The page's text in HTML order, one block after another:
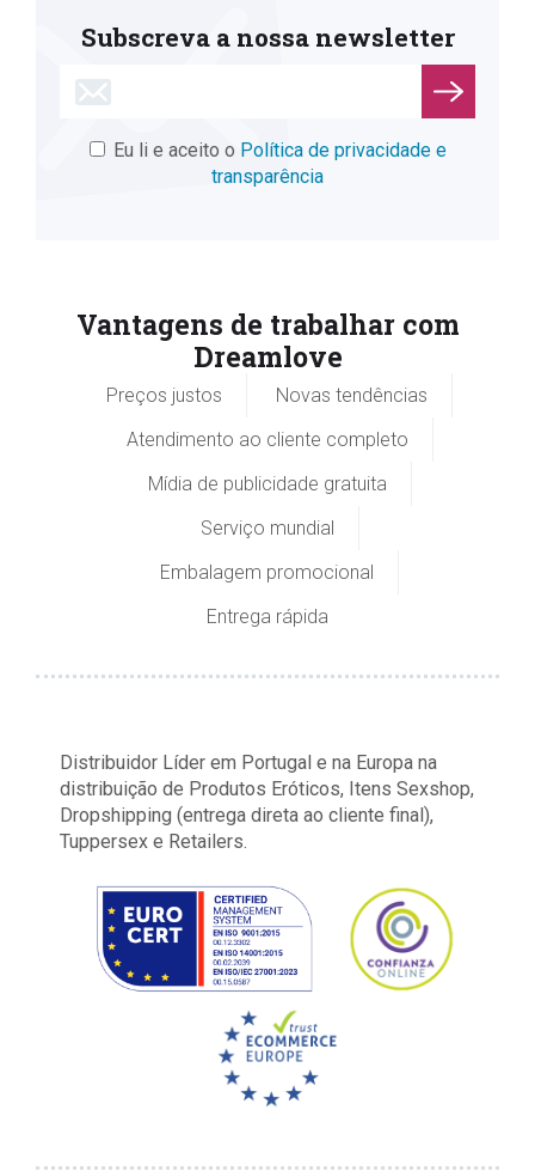
Subscreva a nossa newsletter
Eu li e aceito o Política de privacidade e
transparência
Vantagens de trabalhar com
Dreamlove
Preços justos
Novas tendências
Atendimento ao cliente completo
Mídia de publicidade gratuita
Serviço mundial
Embalagem promocional
Entrega rápida
Distribuidor Líder em Portugal e na Europa na
distribuição de Produtos Eróticos, Itens Sexshop,
Dropshipping (entrega direta ao cliente final),
Tuppersex e Retailers.